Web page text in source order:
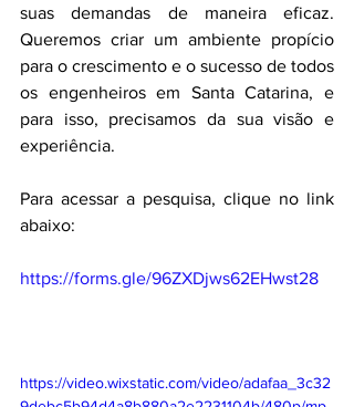
suas demandas de maneira eficaz.
Queremos criar um ambiente propício
para o crescimento e o sucesso de todos
os engenheiros em Santa Catarina, e
para isso, precisamos da sua visão e
experiência.
Para acessar a pesquisa, clique no link
abaixo:
https://forms.gle/96ZXDjws62EHwst28
https://video.wixstatic.com/video/adafaa_3c32